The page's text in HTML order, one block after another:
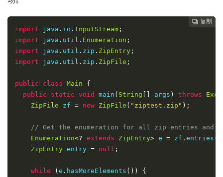
    createFile
(entryPath);
BufferedOutputStream bos
        entryPath
));
int count = -
;
while
((count = zis. read (buffer )) != - 1 ) {
      bos
. write ( buffer, 0, count );
    bos
.close ();
public static void createFile String
 复制
 复制
 复制
 复制
import java . io . InputStream ;
import java . util . Enumeration ;
import java . util . zip . ZipEntry ;
import java . util . zip . ZipFile ;
public class Main
{
public
static void main ( String args ) throws
ZipFile zf = new ZipFile ( "ziptest.zip" );
// Get the enumeration for all zip entries and
Enumeration<? extends ZipEntry> e = zf . entries
ZipEntry entry = null ;
while ( e . hasMoreElements ())
{